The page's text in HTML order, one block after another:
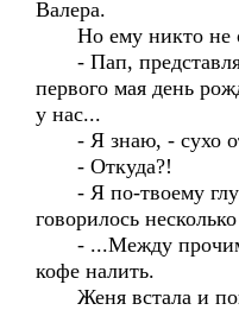
Валера.
Но ему никто не
- Пап,
первого мая день
у нас...
- Я знаю, - сухо
- Откуда?!
- Я по-твоему
говорилось
- ...Между
кофе налить.
Женя встала и